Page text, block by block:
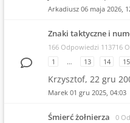
Arkadiusz 06 maja 2026,
Znaki taktyczne i
166 Odpowiedzi 113716
1
… 13 14 15
Krzysztof, 22 gru
Marek 01 gru 2025, 04:03
Śmierć żołnierza 0